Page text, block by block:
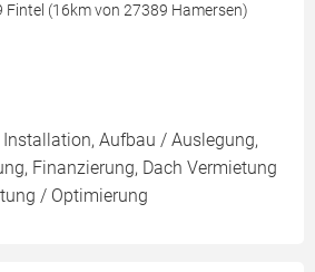
Fintel (16km von 27389 Hamersen)
Installation, Aufbau / Auslegung,
Finanzierung, Dach Vermietung
/ Optimierung